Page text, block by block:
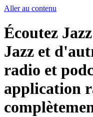
Aller au contenu
Écoutez
Jazz et
radio et
application